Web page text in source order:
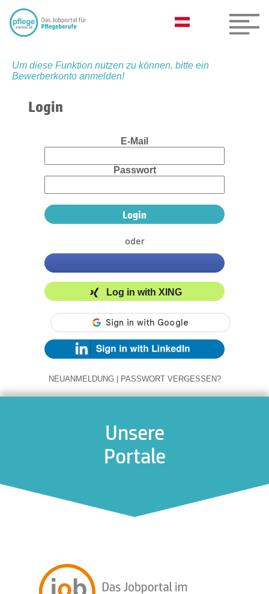
Um diese Funktion nutzen zu können, bitte ein
Bewerberkonto anmelden!
Login
E-Mail
Passwort
oder
Log in with XING
NEUANMELDUNG | PASSWORT VERGESSEN?
Unsere
Portale